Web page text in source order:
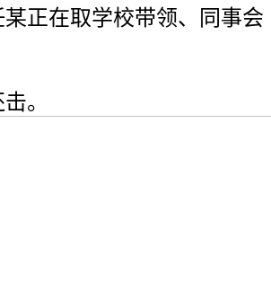
正在取学校带领、同事会
。